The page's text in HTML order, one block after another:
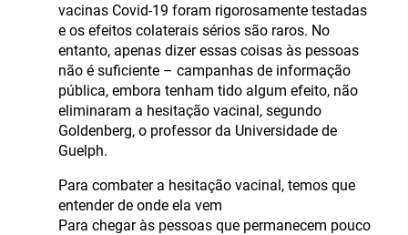
vacinas Covid-19 foram rigorosamente testadas
e os efeitos colaterais sérios são raros. No
entanto, apenas dizer essas coisas às pessoas
não é suficiente – campanhas de informação
pública, embora tenham tido algum efeito, não
eliminaram a hesitação vacinal, segundo
Goldenberg, o professor da Universidade de
Guelph.
Para combater a hesitação vacinal, temos que
entender de onde ela vem
Para chegar às pessoas que permanecem pouco